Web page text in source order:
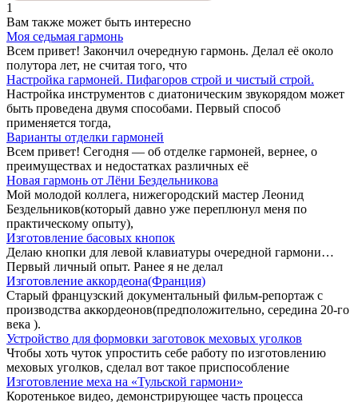
1
Вам также может быть интересно
Моя седьмая гармонь
Всем привет! Закончил очередную гармонь. Делал её около
полутора лет, не считая того, что
Настройка гармоней. Пифагоров строй и чистый строй.
Настройка инструментов с диатоническим звукорядом может
быть проведена двумя способами. Первый способ
применяется тогда,
Варианты отделки гармоней
Всем привет! Сегодня — об отделке гармоней, вернее, о
преимуществах и недостатках различных её
Новая гармонь от Лёни Бездельникова
Мой молодой коллега, нижегородский мастер Леонид
Бездельников(который давно уже переплюнул меня по
практическому опыту),
Изготовление басовых кнопок
Делаю кнопки для левой клавиатуры очередной гармони…
Первый личный опыт. Ранее я не делал
Изготовление аккордеона(Франция)
Старый французский документальный фильм-репортаж с
производства аккордеонов(предположительно, середина 20-го
века ).
Устройство для формовки заготовок меховых уголков
Чтобы хоть чуток упростить себе работу по изготовлению
меховых уголков, сделал вот такое приспособление
Изготовление меха на «Тульской гармони»
Коротенькое видео, демонстрирующее часть процесса